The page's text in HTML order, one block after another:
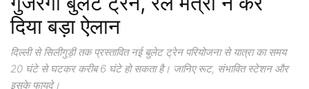
दिया बड़ा ऐलान
दिल्ली से सिलीगुड़ी तक प्रस्तावित नई बुलेट ट्रेन परियोजना से यात्रा का समय
20 घंटे से घटकर करीब 6 घंटे हो सकता है। जानिए रूट, संभावित स्टेशन और
इसके फायदे।